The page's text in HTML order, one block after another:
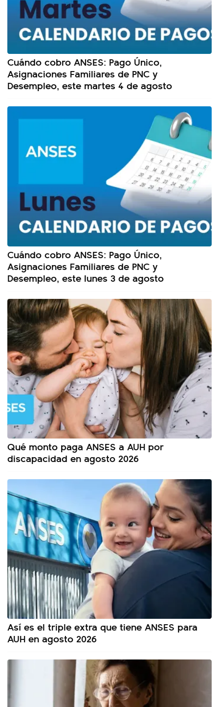
Cuándo cobro ANSES: Pago Único,
Asignaciones Familiares de PNC y
Desempleo, este martes 4 de agosto
Cuándo cobro ANSES: Pago Único,
Asignaciones Familiares de PNC y
Desempleo, este lunes 3 de agosto
Qué monto paga ANSES a AUH por
discapacidad en agosto 2026
Así es el triple extra que tiene ANSES para
AUH en agosto 2026